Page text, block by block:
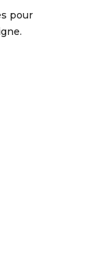
pour